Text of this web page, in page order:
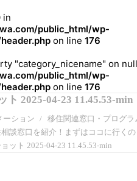
in
public_html/wp-
on line 176
"category_nicename" on
public_html/wp-
on line 176
ト 2025-04-23 11.45.53-min
ーション
移住関連窓口・プログラ
談窓口を紹介！まずはココに行く
ット 2025-04-23 11.45.53-min